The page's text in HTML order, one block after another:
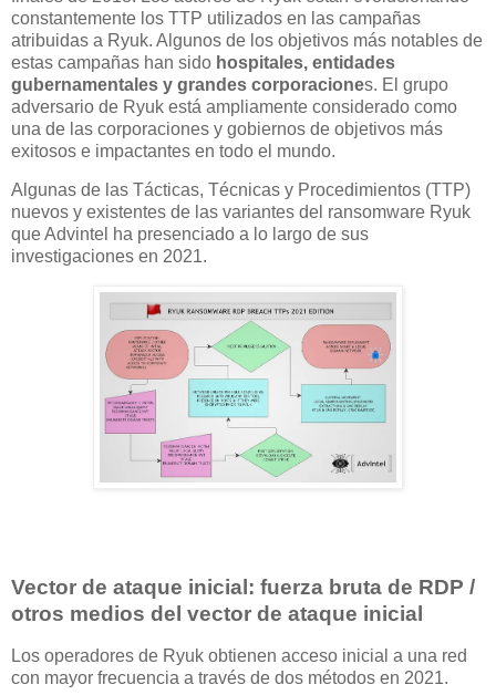
constantemente los TTP utilizados en las campañas
atribuidas a Ryuk. Algunos de los objetivos más notables de
estas campañas han sido hospitales, entidades
gubernamentales y grandes corporaciones. El grupo
adversario de Ryuk está ampliamente considerado como
una de las corporaciones y gobiernos de objetivos más
exitosos e impactantes en todo el mundo.
Algunas de las Tácticas, Técnicas y Procedimientos (TTP)
nuevos y existentes de las variantes del ransomware Ryuk
que Advintel ha presenciado a lo largo de sus
investigaciones en 2021.
Vector de ataque inicial: fuerza bruta de RDP /
otros medios del vector de ataque inicial
Los operadores de Ryuk obtienen acceso inicial a una red
con mayor frecuencia a través de dos métodos en 2021.